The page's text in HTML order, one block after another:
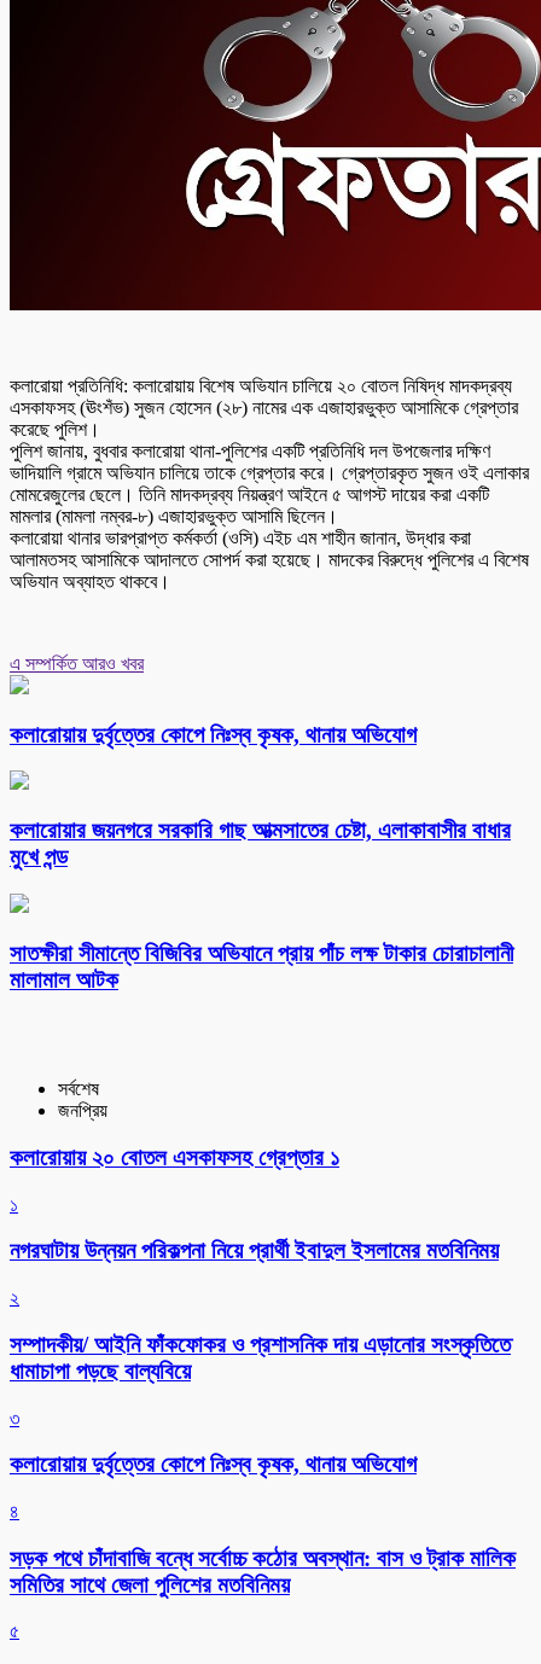
কলারোয়া প্রতিনিধি: কলারোয়ায় বিশেষ অভিযান চালিয়ে ২০ বোতল নিষিদ্ধ মাদকদ্রব্য
এসকাফসহ (ঊংশঁভ) সুজন হোসেন (২৮) নামের এক এজাহারভুক্ত আসামিকে গ্রেপ্তার
করেছে পুলিশ।
পুলিশ জানায়, বুধবার কলারোয়া থানা-পুলিশের একটি প্রতিনিধি দল উপজেলার দক্ষিণ
ভাদিয়ালি গ্রামে অভিযান চালিয়ে তাকে গ্রেপ্তার করে। গ্রেপ্তারকৃত সুজন ওই এলাকার
মোমরেজুলের ছেলে। তিনি মাদকদ্রব্য নিয়ন্ত্রণ আইনে ৫ আগস্ট দায়ের করা একটি
মামলার (মামলা নম্বর-৮) এজাহারভুক্ত আসামি ছিলেন।
কলারোয়া থানার ভারপ্রাপ্ত কর্মকর্তা (ওসি) এইচ এম শাহীন জানান, উদ্ধার করা
আলামতসহ আসামিকে আদালতে সোপর্দ করা হয়েছে। মাদকের বিরুদ্ধে পুলিশের এ বিশেষ
অভিযান অব্যাহত থাকবে।
এ সম্পর্কিত আরও খবর
কলারোয়ায় দুর্বৃত্তের কোপে নিঃস্ব কৃষক, থানায় অভিযোগ
কলারোয়ার জয়নগরে সরকারি গাছ আত্মসাতের চেষ্টা, এলাকাবাসীর বাধার
মুখে পন্ড
সাতক্ষীরা সীমান্তে বিজিবির অভিযানে প্রায় পাঁচ লক্ষ টাকার চোরাচালানী
মালামাল আটক
সর্বশেষ
জনপ্রিয়
কলারোয়ায় ২০ বোতল এসকাফসহ গ্রেপ্তার ১
১
নগরঘাটায় উন্নয়ন পরিকল্পনা নিয়ে প্রার্থী ইবাদুল ইসলামের মতবিনিময়
২
সম্পাদকীয়/ আইনি ফাঁকফোকর ও প্রশাসনিক দায় এড়ানোর সংস্কৃতিতে
ধামাচাপা পড়ছে বাল্যবিয়ে
৩
কলারোয়ায় দুর্বৃত্তের কোপে নিঃস্ব কৃষক, থানায় অভিযোগ
৪
সড়ক পথে চাঁদাবাজি বন্ধে সর্বোচ্চ কঠোর অবস্থান: বাস ও ট্রাক মালিক
সমিতির সাথে জেলা পুলিশের মতবিনিময়
৫